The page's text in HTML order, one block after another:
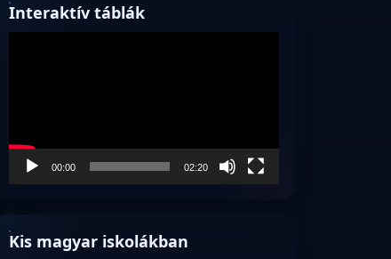
Interaktív táblák
00:00 02:20
Kis magyar iskolákban